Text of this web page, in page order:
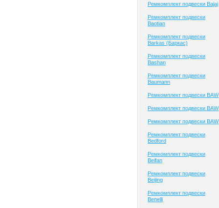
Ремкомплект подвески Bajaj
Ремкомплект подвески
Baotian
Ремкомплект подвески
Barkas (Баркас)
Ремкомплект подвески
Bashan
Ремкомплект подвески
Baumann
Ремкомплект подвески BAW
Ремкомплект подвески BAW
Ремкомплект подвески BAW
Ремкомплект подвески
Bedford
Ремкомплект подвески
Beifan
Ремкомплект подвески
Beijing
Ремкомплект подвески
Benelli